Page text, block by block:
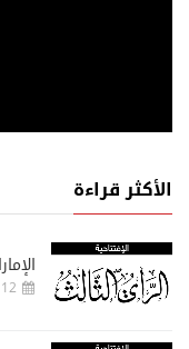
الأكثر قراءة
12 مارس, 2026